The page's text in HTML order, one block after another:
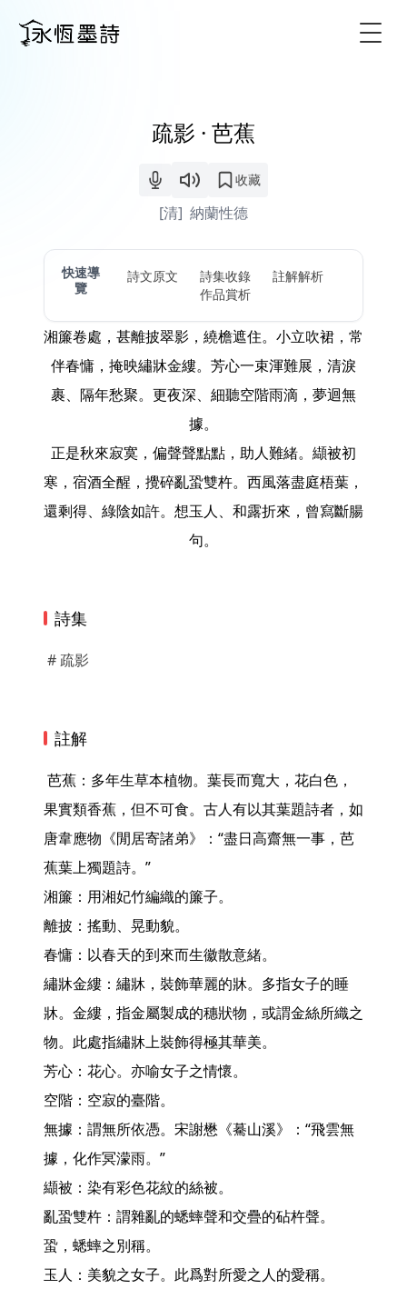
疏影 · 芭蕉
收藏
[清] 納蘭性德
快速導
覽
詩文原文 詩集收錄
註解解析
作品賞析
湘簾卷處，甚離披翠影，繞檐遮住。小立吹裙，常
伴春慵，掩映繡牀金縷。芳心一束渾難展，清淚
裹、隔年愁聚。更夜深、細聽空階雨滴，夢迴無
據。
正是秋來寂寞，偏聲聲點點，助人難緒。纈被初
寒，宿酒全醒，攪碎亂蛩雙杵。西風落盡庭梧葉，
還剩得、綠陰如許。想玉人、和露折來，曾寫斷腸
句。
詩集
# 疏影
註解
果實類香蕉，但不可食。古人有以其葉題詩者，如
唐韋應物《閒居寄諸弟》：“盡日高齋無一事，芭
蕉葉上獨題詩。”
湘簾：用湘妃竹編織的簾子。
離披：搖動、晃動貌。
春慵：以春天的到來而生徽散意緒。
繡牀金縷：繡牀，裝飾華麗的牀。多指女子的睡
牀。金縷，指金屬製成的穗狀物，或謂金絲所織之
物。此處指繡牀上裝飾得極其華美。
芳心：花心。亦喻女子之情懷。
空階：空寂的臺階。
無據：謂無所依憑。宋謝懋《驀山溪》：“飛雲無
據，化作冥濛雨。”
纈被：染有彩色花紋的絲被。
亂蛩雙杵：謂雜亂的蟋蟀聲和交疊的砧杵聲。
蛩，蟋蟀之別稱。
玉人：美貌之女子。此爲對所愛之人的愛稱。